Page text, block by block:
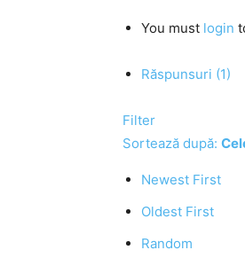
You must login
Răspunsuri (1)
Filter
Sortează după:
Newest First
Oldest First
Random